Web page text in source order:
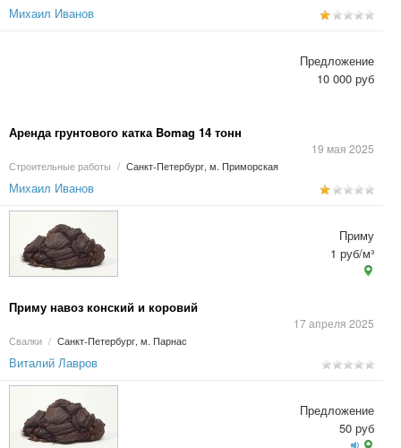
Михаил Иванов
Аренда грунтового катка Bomag 14 тонн
19 мая 2025
Строительные работы / Санкт-Петербург, м. Приморская
Предложение
10 000 руб
Михаил Иванов
Приму навоз конский и коровий
17 апреля 2025
Свалки / Санкт-Петербург, м. Парнас
Приму
1 руб/м³
Виталий Лавров
Предложение
50 руб